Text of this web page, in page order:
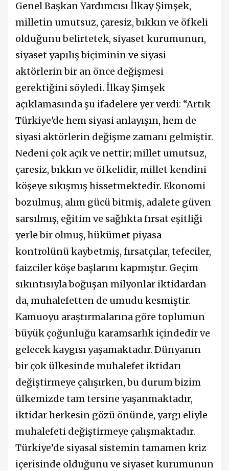
Genel Başkan Yardımcısı İlkay Şimşek,
milletin umutsuz, çaresiz, bıkkın ve öfkeli
olduğunu belirtetek, siyaset kurumunun,
siyaset yapılış biçiminin ve siyasi
aktörlerin bir an önce değişmesi
gerektiğini söyledi. İlkay Şimşek
açıklamasında şu ifadelere yer verdi: “Artık
Türkiye'de hem siyasi anlayışın, hem de
siyasi aktörlerin değişme zamanı gelmiştir.
Nedeni çok açık ve nettir; millet umutsuz,
çaresiz, bıkkın ve öfkelidir, millet kendini
köşeye sıkışmış hissetmektedir. Ekonomi
bozulmuş, alım gücü bitmiş, adalete güven
sarsılmış, eğitim ve sağlıkta fırsat eşitliği
yerle bir olmuş, hükümet piyasa
kontrolünü kaybetmiş, fırsatçılar, tefeciler,
faizciler köşe başlarını kapmıştır. Geçim
sıkıntısıyla boğuşan milyonlar iktidardan
da, muhalefetten de umudu kesmiştir.
Kamuoyu araştırmalarına göre toplumun
büyük çoğunluğu karamsarlık içindedir ve
gelecek kaygısı yaşamaktadır. Dünyanın
bir çok ülkesinde muhalefet iktidarı
değiştirmeye çalışırken, bu durum bizim
ülkemizde tam tersine yaşanmaktadır,
iktidar herkesin gözü önünde, yargı eliyle
muhalefeti değiştirmeye çalışmaktadır.
Türkiye’de siyasal sistemin tamamen kriz
içerisinde olduğunu ve siyaset kurumunun